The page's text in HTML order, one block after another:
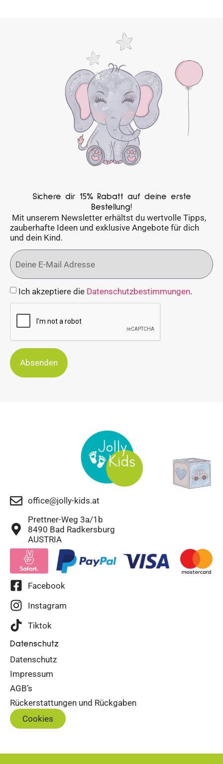
Sichere dir 15% Rabatt auf deine erste
Bestellung!
Mit unserem Newsletter erhältst du wertvolle Tipps,
zauberhafte Ideen und exklusive Angebote für dich
und dein Kind.
Ich akzeptiere die Datenschutzbestimmungen.
Absenden
office@jolly-kids.at
Prettner-Weg 3a/1b
8490 Bad Radkersburg
AUSTRIA
Facebook
Instagram
Tiktok
Datenschutz
Datenschutz
Impressum
AGB’s
Rückerstattungen und Rückgaben
Cookies